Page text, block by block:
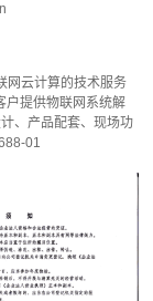
网云计算的技术服务
户提供物联网系统解
、产品配套、现场功
01